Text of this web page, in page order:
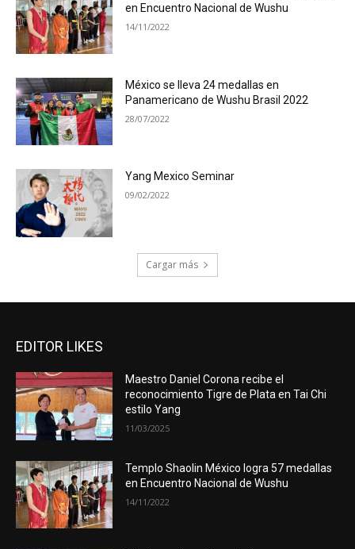
en Encuentro Nacional de Wushu
14/11/2022
México se lleva 24 medallas en
Panamericano de Wushu Brasil 2022
28/07/2022
Yang Mexico Seminar
09/02/2022
Cargar más
EDITOR LIKES
Maestro Daniel Corona recibe el
reconocimiento Tigre de Plata en Tai Chi
estilo Yang
11/03/2025
Templo Shaolin México logra 57 medallas
en Encuentro Nacional de Wushu
14/11/2022